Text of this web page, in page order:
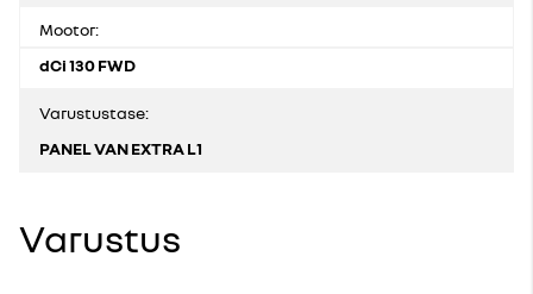
Mootor:
dCi 130 FWD
Varustustase:
PANEL VAN EXTRA L1
Varustus